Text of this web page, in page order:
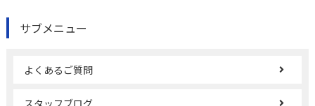
サブメニュー
よくあるご質問